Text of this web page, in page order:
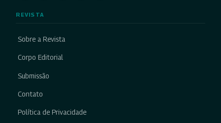
REVISTA
Sobre a Revista
Corpo Editorial
Submissão
Contato
Política de Privacidade